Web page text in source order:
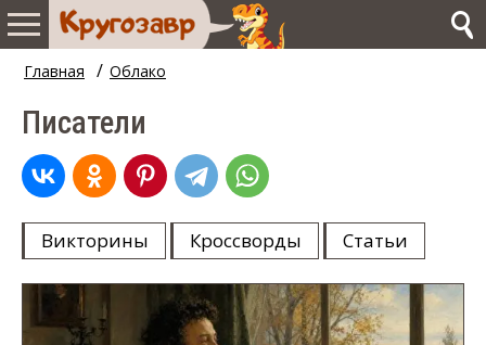
Главная / Облако
Писатели
Викторины Кроссворды Статьи